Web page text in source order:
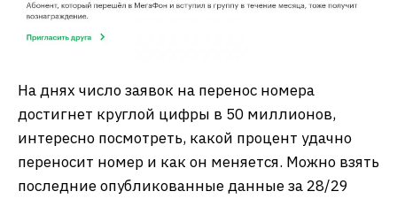
На днях число заявок на перенос номера
достигнет круглой цифры в 50 миллионов,
интересно посмотреть, какой процент удачно
переносит номер и как он меняется. Можно взять
последние опубликованные данные за 28/29